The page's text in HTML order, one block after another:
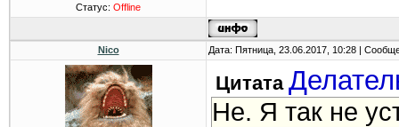
Статус: Offline
Nico Дата: Пятница, 23.06.2017, 10:28 |
Цитата
Не. Я так не